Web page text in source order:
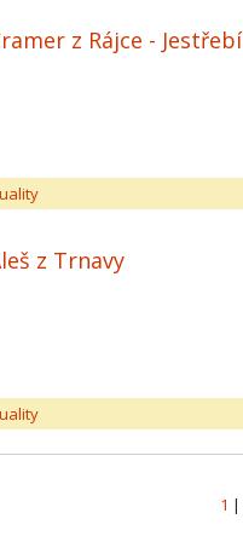
z Rájce - Jestřebí
z Trnavy
1 |